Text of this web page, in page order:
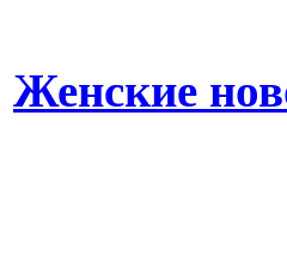
Женские